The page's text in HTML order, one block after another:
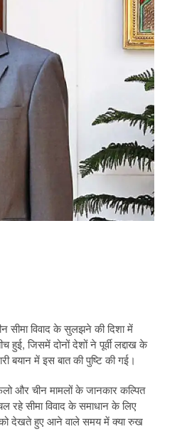
सीमा विवाद के सुलझने की दिशा में
हुई, जिसमें दोनों देशों ने पूर्वी लद्दाख के
बयान में इस बात की पुष्टि की गई।
और चीन मामलों के जानकार कल्पित
रहे सीमा विवाद के समाधान के लिए
को देखते हुए आने वाले समय में क्या रुख